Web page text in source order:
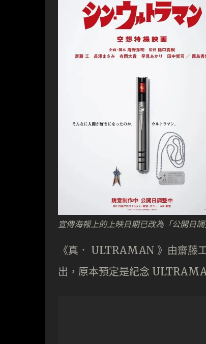
宣傳海報上的上映日期已改為「公開日調
《真． ULTRAMAN 》由齋藤
出，原本預定是紀念